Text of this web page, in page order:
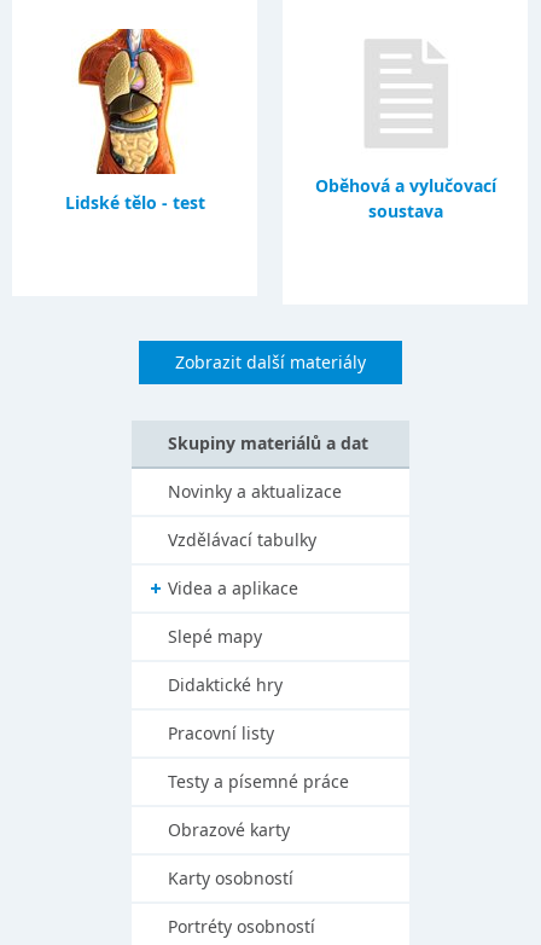
Lidské tělo - test
Oběhová a vylučovací
soustava
Zobrazit další materiály
Skupiny materiálů a dat
Novinky a aktualizace
Vzdělávací tabulky
Videa a aplikace
Slepé mapy
Didaktické hry
Pracovní listy
Testy a písemné práce
Obrazové karty
Karty osobností
Portréty osobností